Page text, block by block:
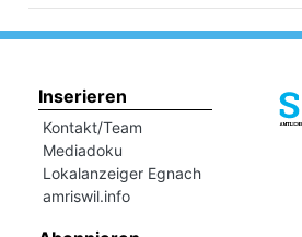
Inserieren
Kontakt/Team
Mediadoku
Lokalanzeiger Egnach
amriswil.info